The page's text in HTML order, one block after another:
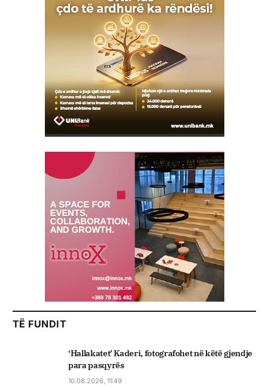
TË FUNDIT
‘Hallakatet’ Kaderi, fotografohet në këtë gjendje
para pasqyrës
10.08.2026, 11:49